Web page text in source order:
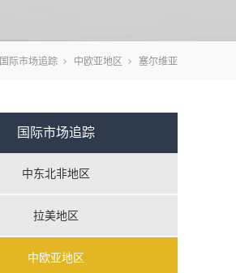
国际市场追踪 中欧亚地区 塞尔维亚
国际市场追踪
中东北非地区
拉美地区
中欧亚地区